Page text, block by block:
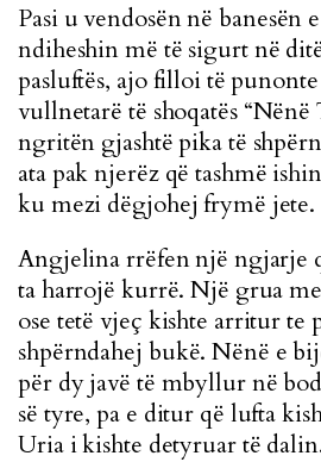
Pasi u vendosën në banesën
ndiheshin më të sigurt në
pasluftës, ajo filloi të
vullnetarë të shoqatës “Nënë
ngritën gjashtë pika të
ata pak njerëz që tashmë
ku mezi dëgjohej frymë jete.
Angjelina rrëfen një ngjarje
ta harrojë kurrë. Një grua
ose tetë vjeç kishte arritur te
shpërndahej bukë. Nënë e
për dy javë të mbyllur në
së tyre, pa e ditur që lufta
Uria i kishte detyruar të